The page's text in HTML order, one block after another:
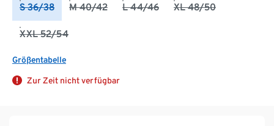
S 36/38 M 40/42 L 44/46 XL 48/50
XXL 52/54
Größentabelle
Zur Zeit nicht verfügbar